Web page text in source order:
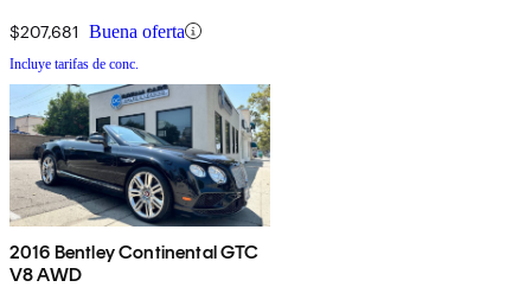
$207,681 Buena oferta
Incluye tarifas de conc.
2016 Bentley Continental GTC
V8 AWD